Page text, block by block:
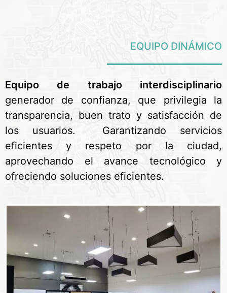
EQUIPO DINÁMICO
Equipo de trabajo interdisciplinario
generador de confianza, que privilegia la
transparencia, buen trato y satisfacción de
los usuarios. Garantizando servicios
eficientes y respeto por la ciudad,
aprovechando el avance tecnológico y
ofreciendo soluciones eficientes.